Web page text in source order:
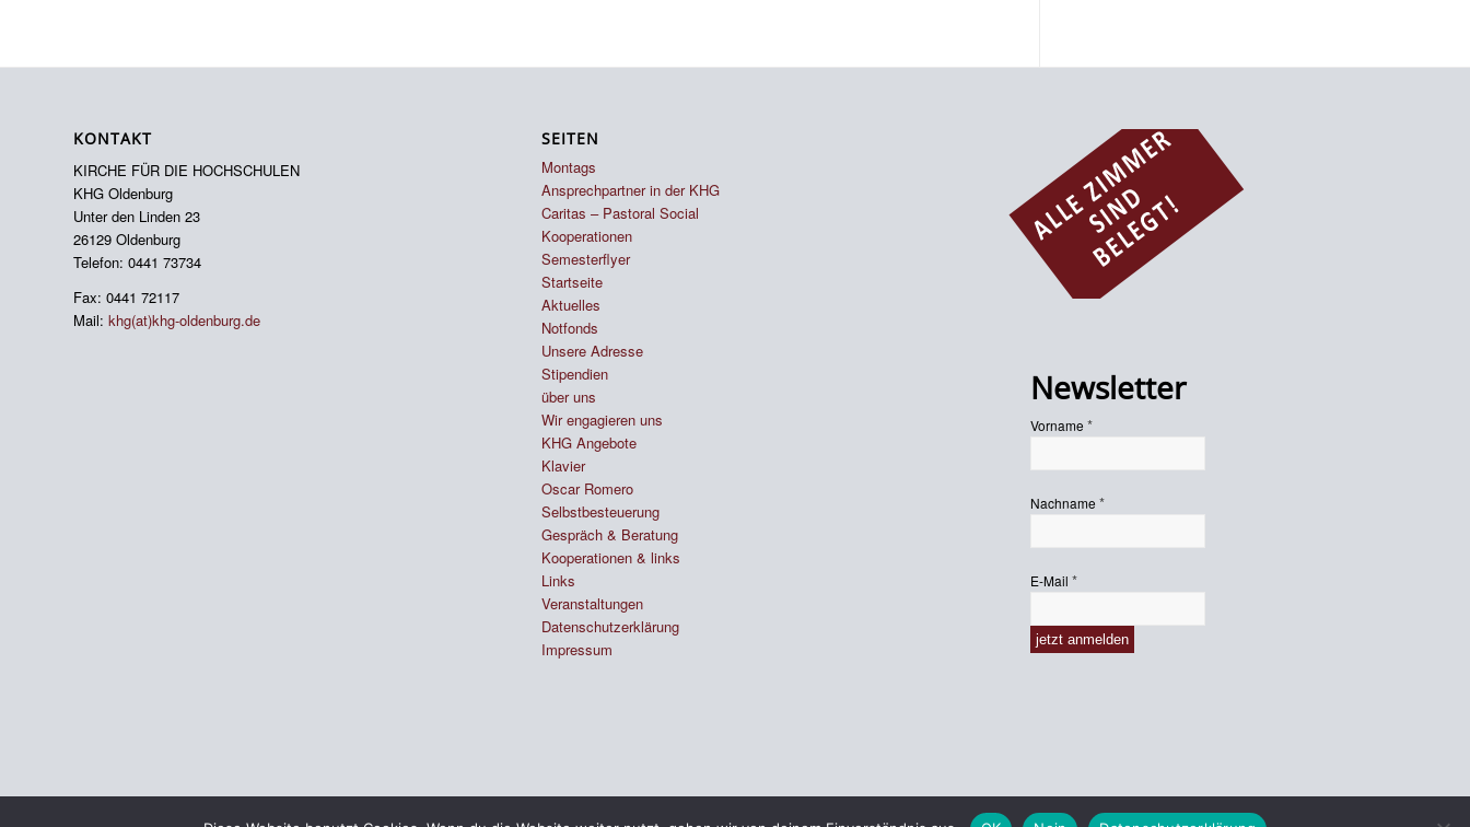
KONTAKT
KIRCHE FÜR DIE HOCHSCHULEN
KHG Oldenburg
Unter den Linden 23
26129 Oldenburg
Telefon: 0441 73734
Fax: 0441 72117
Mail: khg(at)khg-oldenburg.de
SEITEN
Montags
Ansprechpartner in der KHG
Caritas – Pastoral Social
Kooperationen
Semesterflyer
Startseite
Aktuelles
Notfonds
Unsere Adresse
Stipendien
über uns
Wir engagieren uns
KHG Angebote
Klavier
Oscar Romero
Selbstbesteuerung
Gespräch & Beratung
Kooperationen & links
Links
Veranstaltungen
Datenschutzerklärung
Impressum
Newsletter
Vorname*
Nachname*
E-Mail*